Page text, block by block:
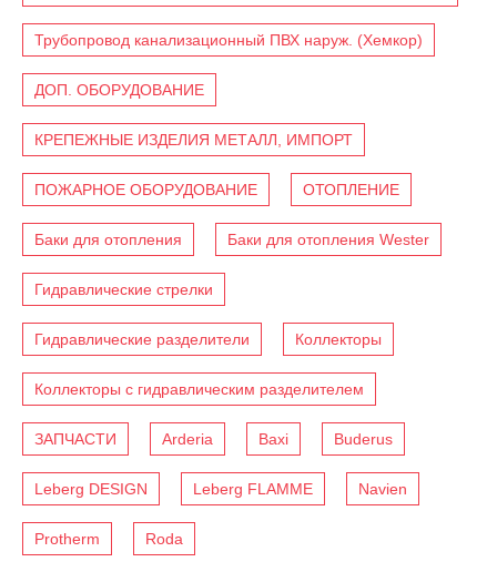
Трубопровод канализационный ПВХ наруж. (Хемкор)
ДОП. ОБОРУДОВАНИЕ
КРЕПЕЖНЫЕ ИЗДЕЛИЯ МЕТАЛЛ, ИМПОРТ
ПОЖАРНОЕ ОБОРУДОВАНИЕ ОТОПЛЕНИЕ
Баки для отопления Баки для отопления Wester
Гидравлические стрелки
Гидравлические разделители Коллекторы
Коллекторы с гидравлическим разделителем
ЗАПЧАСТИ Arderia Baxi Buderus
Leberg DESIGN Leberg FLAMME Navien
Protherm Roda